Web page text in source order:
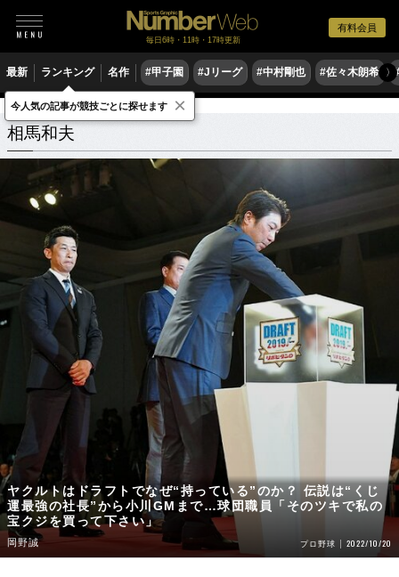
有料会員
毎日6時・11時・17時更新
最新 ランキング 名作 #甲子園 #Jリーグ #中村剛也 #佐々木朗希 〉
相馬和夫 関連記事
相馬和夫
ヤクルトはドラフトでなぜ“持っている”のか？ 伝説は“くじ
運最強の社長”から小川GMまで…球団職員「そのツキで私の
宝クジを買って下さい」
岡野誠 プロ野球 2022/10/20
今人気の記事が競技ごとに探せます ×